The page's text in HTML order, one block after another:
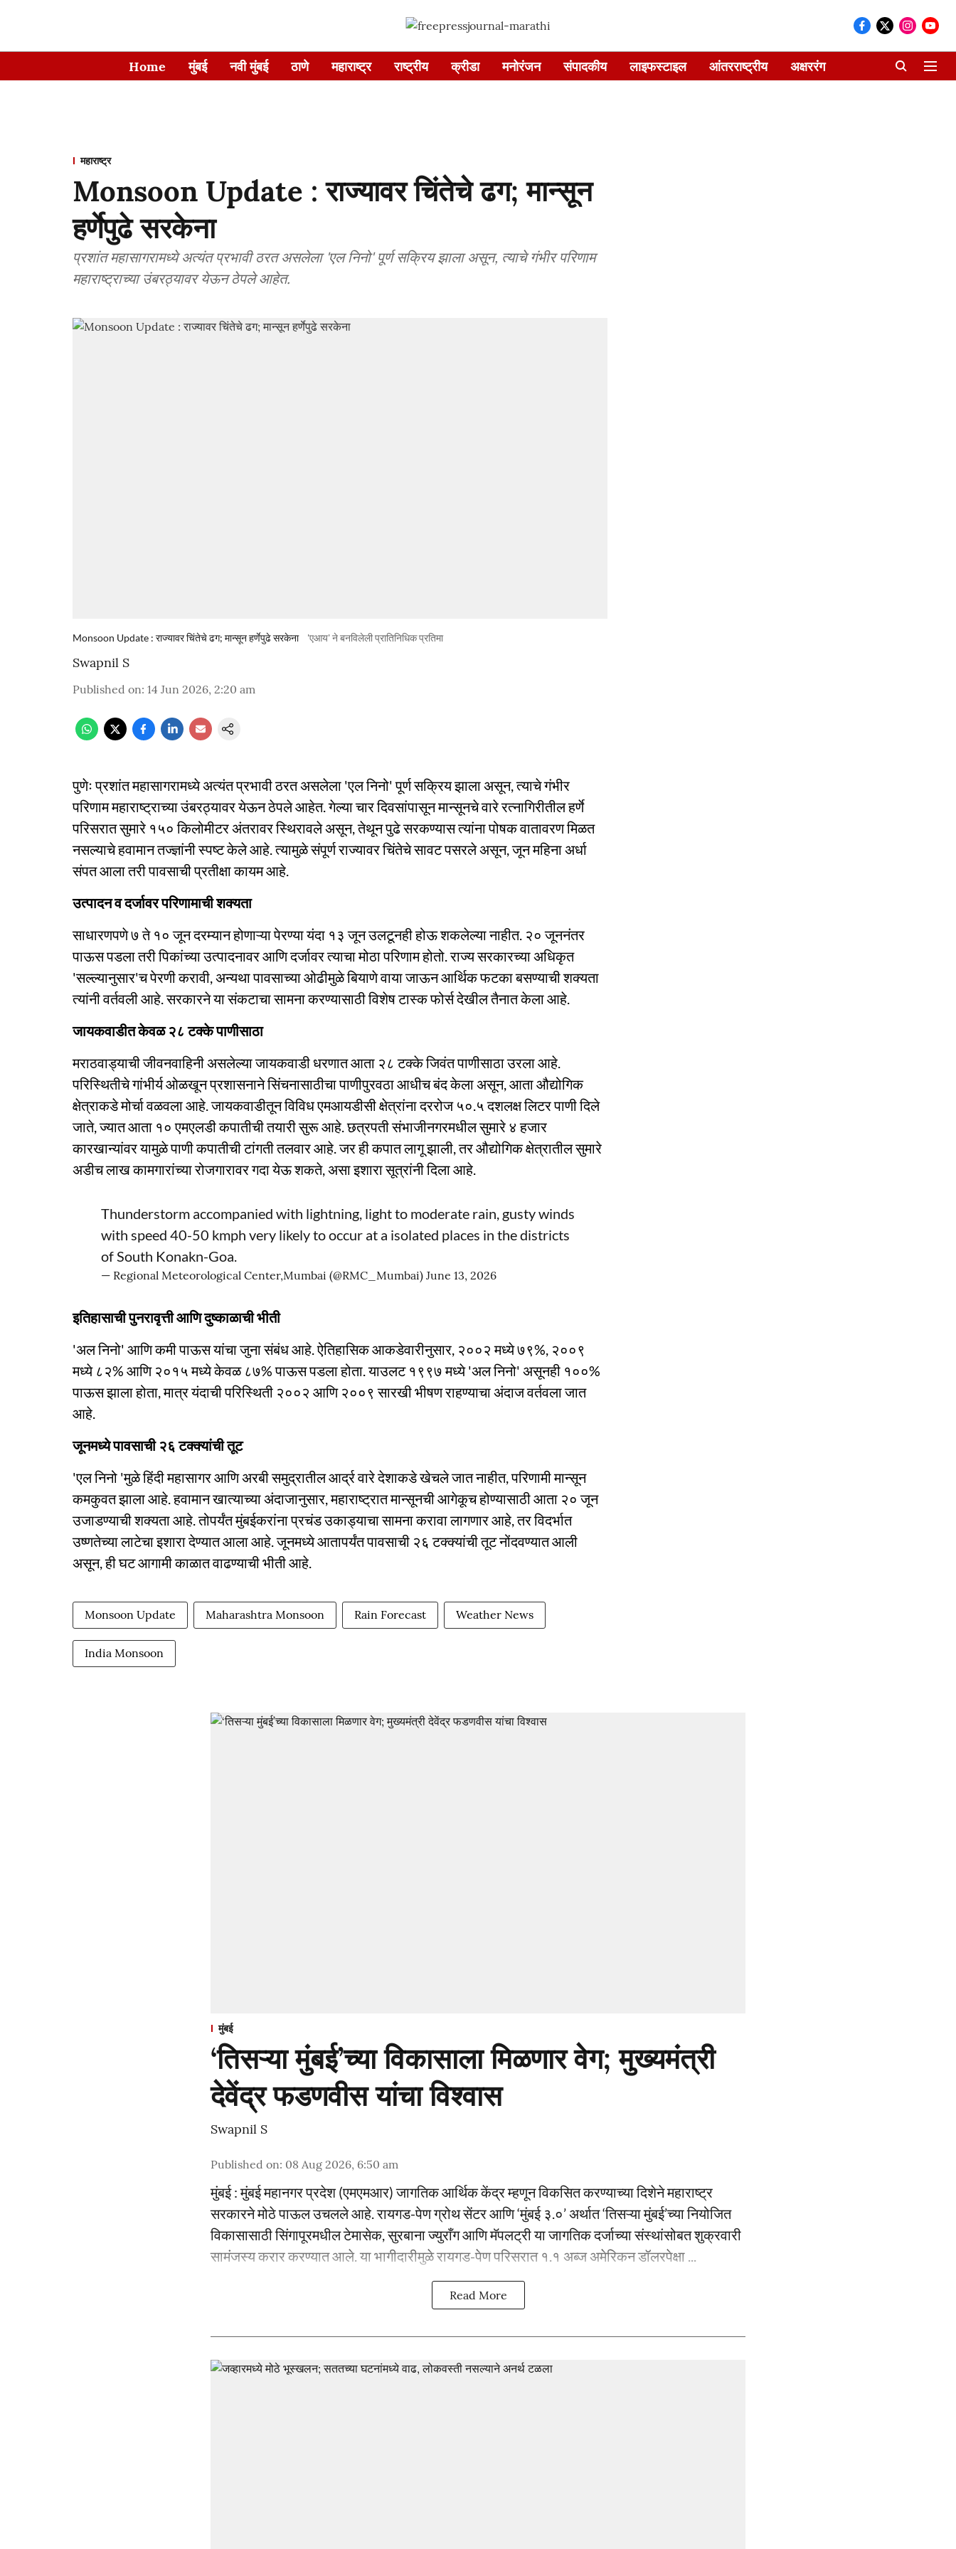
Home मुंबई नवी मुंबई ठाणे महाराष्ट्र राष्ट्रीय क्रीडा मनोरंजन संपादकीय लाइफस्टाइल आंतरराष्ट्रीय अक्षररंग
महाराष्ट्र
Monsoon Update : राज्यावर चिंतेचे ढग; मान्सून
हर्णेपुढे सरकेना
प्रशांत महासागरामध्ये अत्यंत प्रभावी ठरत असलेला 'एल निनो' पूर्ण सक्रिय झाला असून, त्याचे गंभीर परिणाम
महाराष्ट्राच्या उंबरठ्यावर येऊन ठेपले आहेत.
Monsoon Update : राज्यावर चिंतेचे ढग; मान्सून हर्णेपुढे सरकेना 'एआय' ने बनविलेली प्रातिनिधिक प्रतिमा
Swapnil S
Published on: 14 Jun 2026, 2:20 am
पुणेः प्रशांत महासागरामध्ये अत्यंत प्रभावी ठरत असलेला 'एल निनो' पूर्ण सक्रिय झाला असून, त्याचे गंभीर
परिणाम महाराष्ट्राच्या उंबरठ्यावर येऊन ठेपले आहेत. गेल्या चार दिवसांपासून मान्सूनचे वारे रत्नागिरीतील हर्णे
परिसरात सुमारे १५० किलोमीटर अंतरावर स्थिरावले असून, तेथून पुढे सरकण्यास त्यांना पोषक वातावरण मिळत
नसल्याचे हवामान तज्ज्ञांनी स्पष्ट केले आहे. त्यामुळे संपूर्ण राज्यावर चिंतेचे सावट पसरले असून, जून महिना अर्धा
संपत आला तरी पावसाची प्रतीक्षा कायम आहे.
उत्पादन व दर्जावर परिणामाची शक्यता
साधारणपणे ७ ते १० जून दरम्यान होणाऱ्या पेरण्या यंदा १३ जून उलटूनही होऊ शकलेल्या नाहीत. २० जूननंतर
पाऊस पडला तरी पिकांच्या उत्पादनावर आणि दर्जावर त्याचा मोठा परिणाम होतो. राज्य सरकारच्या अधिकृत
'सल्ल्यानुसार'च पेरणी करावी, अन्यथा पावसाच्या ओढीमुळे बियाणे वाया जाऊन आर्थिक फटका बसण्याची शक्यता
त्यांनी वर्तवली आहे. सरकारने या संकटाचा सामना करण्यासाठी विशेष टास्क फोर्स देखील तैनात केला आहे.
जायकवाडीत केवळ २८ टक्के पाणीसाठा
मराठवाड्याची जीवनवाहिनी असलेल्या जायकवाडी धरणात आता २८ टक्के जिवंत पाणीसाठा उरला आहे.
परिस्थितीचे गांभीर्य ओळखून प्रशासनाने सिंचनासाठीचा पाणीपुरवठा आधीच बंद केला असून, आता औद्योगिक
क्षेत्राकडे मोर्चा वळवला आहे. जायकवाडीतून विविध एमआयडीसी क्षेत्रांना दररोज ५०.५ दशलक्ष लिटर पाणी दिले
जाते, ज्यात आता १० एमएलडी कपातीची तयारी सुरू आहे. छत्रपती संभाजीनगरमधील सुमारे ४ हजार
कारखान्यांवर यामुळे पाणी कपातीची टांगती तलवार आहे. जर ही कपात लागू झाली, तर औद्योगिक क्षेत्रातील सुमारे
अडीच लाख कामगारांच्या रोजगारावर गदा येऊ शकते, असा इशारा सूत्रांनी दिला आहे.
Thunderstorm accompanied with lightning, light to moderate rain, gusty winds
with speed 40-50 kmph very likely to occur at a isolated places in the districts
of South Konakn-Goa.
— Regional Meteorological Center,Mumbai (@RMC_Mumbai) June 13, 2026
इतिहासाची पुनरावृत्ती आणि दुष्काळाची भीती
'अल निनो' आणि कमी पाऊस यांचा जुना संबंध आहे. ऐतिहासिक आकडेवारीनुसार, २००२ मध्ये ७९%, २००९
मध्ये ८२% आणि २०१५ मध्ये केवळ ८७% पाऊस पडला होता. याउलट १९९७ मध्ये 'अल निनो' असूनही १००%
पाऊस झाला होता, मात्र यंदाची परिस्थिती २००२ आणि २००९ सारखी भीषण राहण्याचा अंदाज वर्तवला जात
आहे.
जूनमध्ये पावसाची २६ टक्क्यांची तूट
'एल निनो 'मुळे हिंदी महासागर आणि अरबी समुद्रातील आर्द्र वारे देशाकडे खेचले जात नाहीत, परिणामी मान्सून
कमकुवत झाला आहे. हवामान खात्याच्या अंदाजानुसार, महाराष्ट्रात मान्सूनची आगेकूच होण्यासाठी आता २० जून
उजाडण्याची शक्यता आहे. तोपर्यंत मुंबईकरांना प्रचंड उकाड्याचा सामना करावा लागणार आहे, तर विदर्भात
उष्णतेच्या लाटेचा इशारा देण्यात आला आहे. जूनमध्ये आतापर्यंत पावसाची २६ टक्क्यांची तूट नोंदवण्यात आली
असून, ही घट आगामी काळात वाढण्याची भीती आहे.
Monsoon Update Maharashtra Monsoon Rain Forecast Weather News
India Monsoon
मुंबई
‘तिसऱ्या मुंबई’च्या विकासाला मिळणार वेग; मुख्यमंत्री
देवेंद्र फडणवीस यांचा विश्वास
Swapnil S
Published on: 08 Aug 2026, 6:50 am
मुंबई : मुंबई महानगर प्रदेश (एमएमआर) जागतिक आर्थिक केंद्र म्हणून विकसित करण्याच्या दिशेने महाराष्ट्र
सरकारने मोठे पाऊल उचलले आहे. रायगड-पेण ग्रोथ सेंटर आणि ‘मुंबई ३.०’ अर्थात ‘तिसऱ्या मुंबई’च्या नियोजित
विकासासाठी सिंगापूरमधील टेमासेक, सुरबाना ज्युराँग आणि मॅपलट्री या जागतिक दर्जाच्या संस्थांसोबत शुक्रवारी
सामंजस्य करार करण्यात आले. या भागीदारीमुळे रायगड-पेण परिसरात १.१ अब्ज अमेरिकन डॉलरपेक्षा ...
Read More